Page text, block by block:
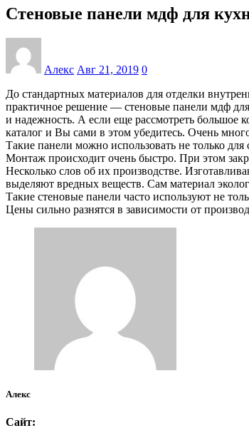
Стеновые панели мдф для
Алекс Авг 21, 2019 0
До стандартных материалов для отделки
практичное решение — стеновые панели мдф
и надежность. А если еще рассмотреть большое
каталог и Вы сами в этом убедитесь. Очень
Такие панели можно использовать не только
Монтаж происходит очень быстро. При этом
Несколько слов об их производстве.
выделяют вредных веществ. Сам материал
Такие стеновые панели часто используют не
Цены сильно разнятся в зависимости от
Алекс
Сайт: